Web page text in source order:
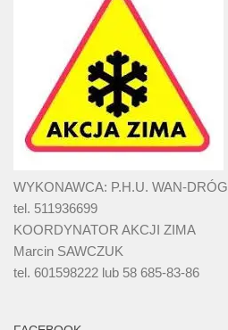
WYKONAWCA: P.H.U. WAN-DRÓG
tel. 511936699
KOORDYNATOR AKCJI ZIMA
Marcin SAWCZUK
tel. 601598222 lub 58 685-83-86